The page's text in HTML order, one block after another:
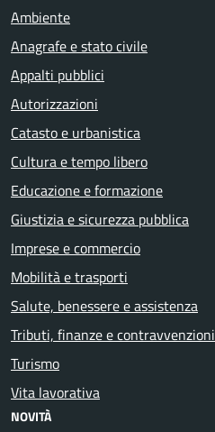
Ambiente
Anagrafe e stato civile
Appalti pubblici
Autorizzazioni
Catasto e urbanistica
Cultura e tempo libero
Educazione e formazione
Giustizia e sicurezza pubblica
Imprese e commercio
Mobilità e trasporti
Salute, benessere e assistenza
Tributi, finanze e contravvenzioni
Turismo
Vita lavorativa
NOVITÀ